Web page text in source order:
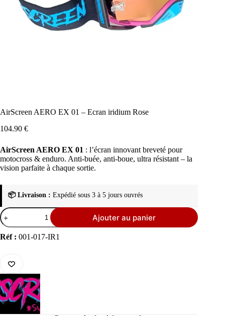
AirScreen AERO EX 01 – Ecran iridium Rose
104.90 €
AirScreen AERO EX 01 : l’écran innovant breveté pour
motocross & enduro. Anti-buée, anti-boue, ultra résistant – la
vision parfaite à chaque sortie.
📦 Livraison : Expédié sous 3 à 5 jours ouvrés
quantité
de
AirScreen
AERO
iridium
Rose
Ajouter au panier
Réf : 001-017-IR1